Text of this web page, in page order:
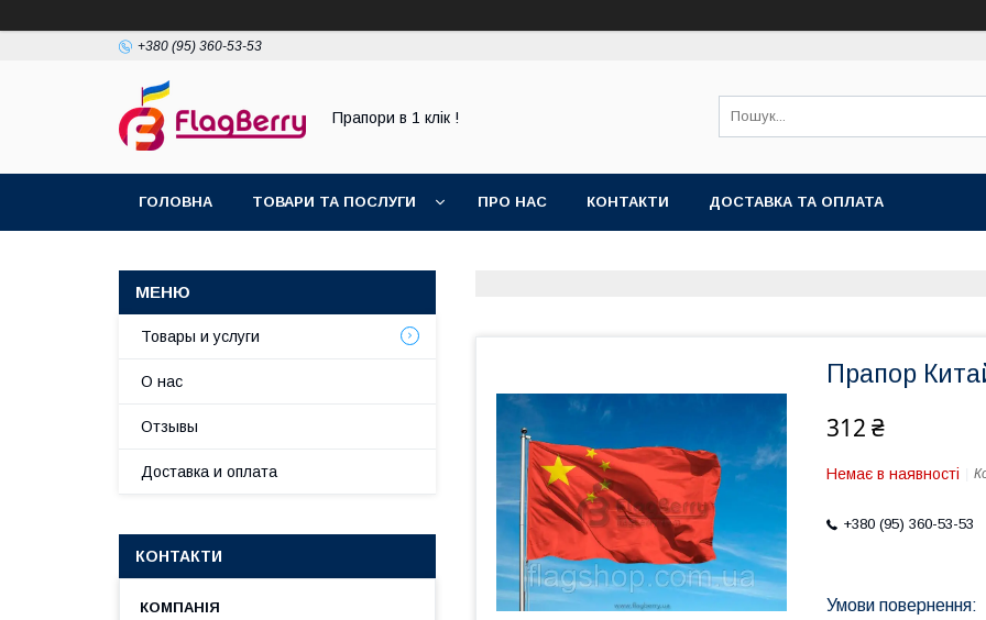
+380 (95) 360-53-53
Прапори в 1 клік !
ГОЛОВНА ТОВАРИ ТА ПОСЛУГИ ПРО НАС КОНТАКТИ ДОСТАВКА ТА ОПЛАТА
Прапор
312 ₴
Немає в наявності
+380 (95) 360-53-53
Товары и услуги
О нас
Отзывы
Доставка и оплата
КОНТАКТИ